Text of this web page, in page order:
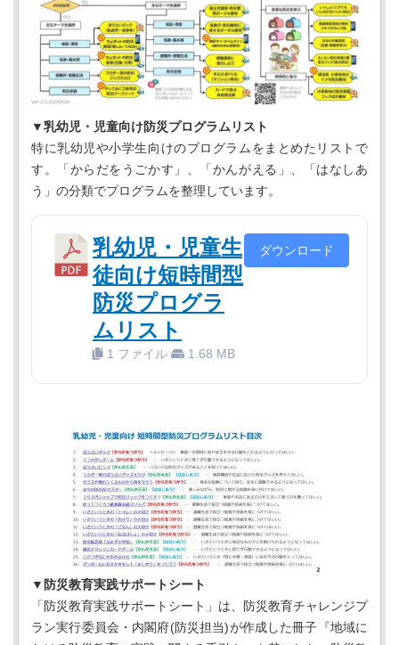
▼乳幼児・児童向け防災プログラムリスト
特に乳幼児や小学生向けのプログラムをまとめたリストで
す。「からだをうごかす」、「かんがえる」、「はなしあ
う」の分類でプログラムを整理しています。
乳幼児・児童生
徒向け短時間型
防災プログラ
ムリスト
1 ファイル 1.68 MB
ダウンロード
▼防災教育実践サポートシート
「防災教育実践サポートシート」は、防災教育チャレンジプ
ラン実行委員会・内閣府(防災担当)が作成した冊子『地域に